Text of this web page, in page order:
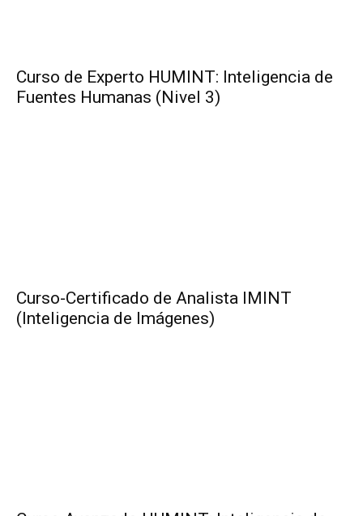
Curso de Experto HUMINT: Inteligencia de
Fuentes Humanas (Nivel 3)
Curso-Certificado de Analista IMINT
(Inteligencia de Imágenes)